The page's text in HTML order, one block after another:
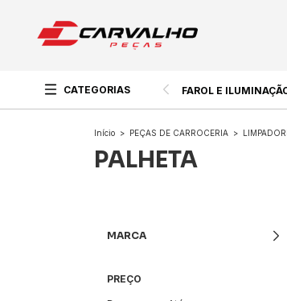
CATEGORIAS FAROL E
Início > PEÇAS DE CARROCERIA >
PALHETA
MARCA
PREÇO